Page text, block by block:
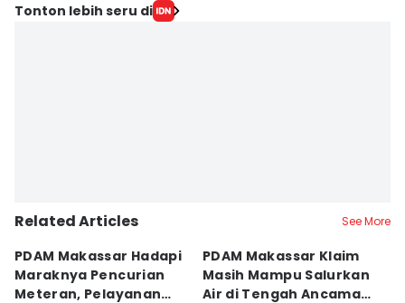
Tonton lebih seru di
Related Articles See More
PDAM Makassar Hadapi
Maraknya Pencurian
Meteran, Pelayanan
PDAM Makassar Klaim
Masih Mampu Salurkan
Air di Tengah Ancaman